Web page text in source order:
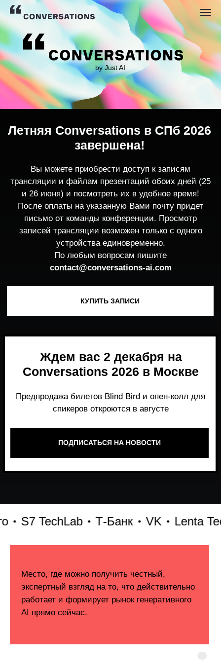
by Just AI
трансляции и файлам презентаций обоих дней (25
После оплаты на указанную Вами почту придет
записей трансляции возможен только с одного
устройства единовременно.
По любым вопросам пишите
contact@conversations-ai.co m
Летняя Conversations в СПб 2026
завершена!
Ждем вас 2 декабря на
Conversations 2026 в Москве
ПОДПИСАТЬСЯ НА НОВОСТИ
TechLab Т-Банк VK Lenta Tech
Место, где можно получить честный,
работает и формирует рынок генеративного